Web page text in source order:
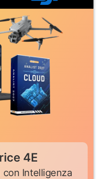
4E
con Intelligenza